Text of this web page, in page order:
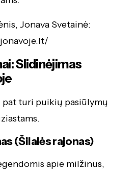
Jonava Svetainė:
Slidinėjimas
pat turi puikių pasiūlymų
(Šilalės rajonas)
apie milžinus,